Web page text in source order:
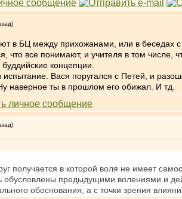
в БЦ между прихожанами, или в беседах
что все понимают, и учителя в том
концепции.
Вася поругался с Петей, и
наверное ты в прошлом его обижал. И тд.
получается в которой воля не имеет
обусловлены предыдущими волениями и
обоснования, а с точки зрения